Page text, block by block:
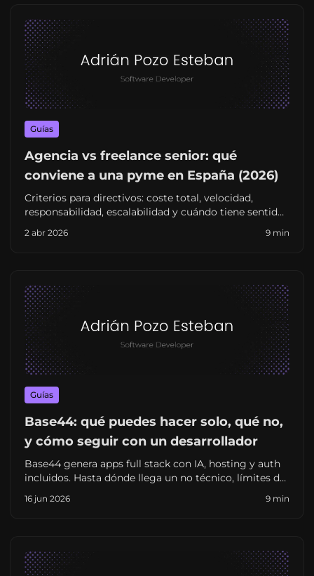
Guías
Agencia vs freelance senior: qué
conviene a una pyme en España (2026)
Criterios para directivos: coste total, velocidad,
responsabilidad, escalabilidad y cuándo tiene sentido
2 abr 2026 9 min
Guías
Base44: qué puedes hacer solo, qué no,
y cómo seguir con un desarrollador
Base44 genera apps full stack con IA, hosting y auth
incluidos. Hasta dónde llega un no técnico, límites de
España.
16 jun 2026 9 min